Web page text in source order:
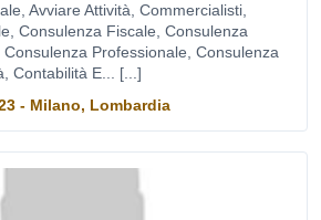
Avviare Attività, Commercialisti,
Consulenza Fiscale, Consulenza
Professionale, Consulenza
Contabilità E... [...]
- Milano, Lombardia